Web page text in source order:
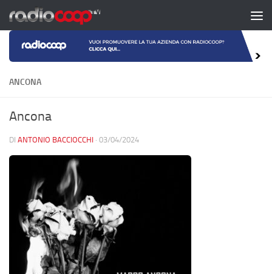
Salta al contenuto
ANCONA
Ancona
DI ANTONIO BACCIOCCHI · 03/04/2024